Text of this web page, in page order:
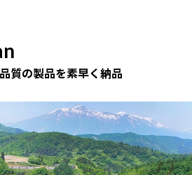
質の製品を素早く納品